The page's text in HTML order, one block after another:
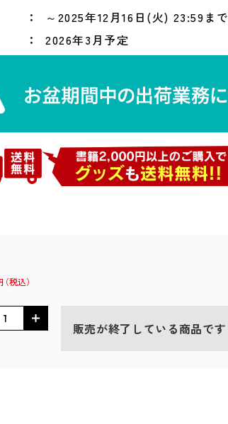
～2025年12月16日(火) 23:59まで
2026年3月予定
販売が終了している商品です